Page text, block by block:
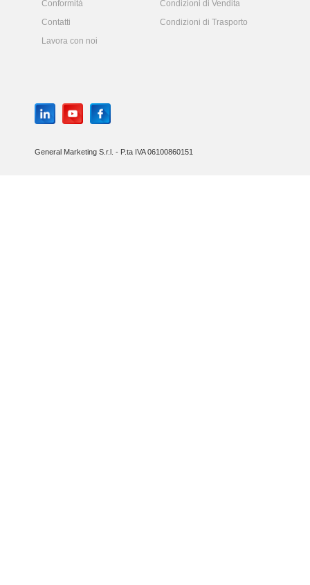
Conformità
Condizioni di Vendita
Contatti
Condizioni di Trasporto
Lavora con noi
General Marketing S.r.l. - P.ta IVA 06100860151